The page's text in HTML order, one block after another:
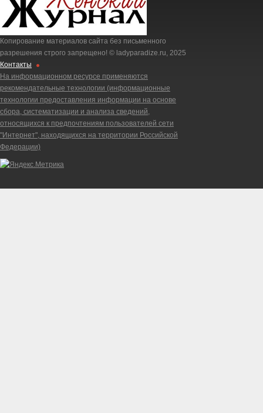
Копирование материалов сайта без письменного
разрешения строго запрещено! © ladyparadize.ru, 2025
Контакты
На информационном ресурсе применяются
рекомендательные технологии (информационные
технологии предоставления информации на основе
сбора, систематизации и анализа сведений,
относящихся к предпочтениям пользователей сети
"Интернет", находящихся на территории Российской
Федерации)